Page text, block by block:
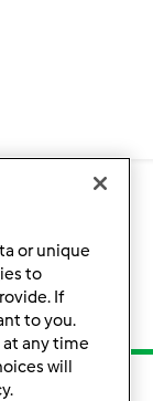
or unique
to
If
to you.
any time
will